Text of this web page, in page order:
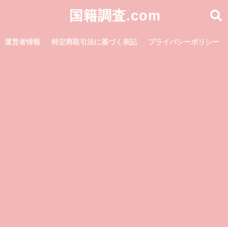
国籍調査.com
運営者情報 特定商取引法に基づく表記 プライバシーポリシー